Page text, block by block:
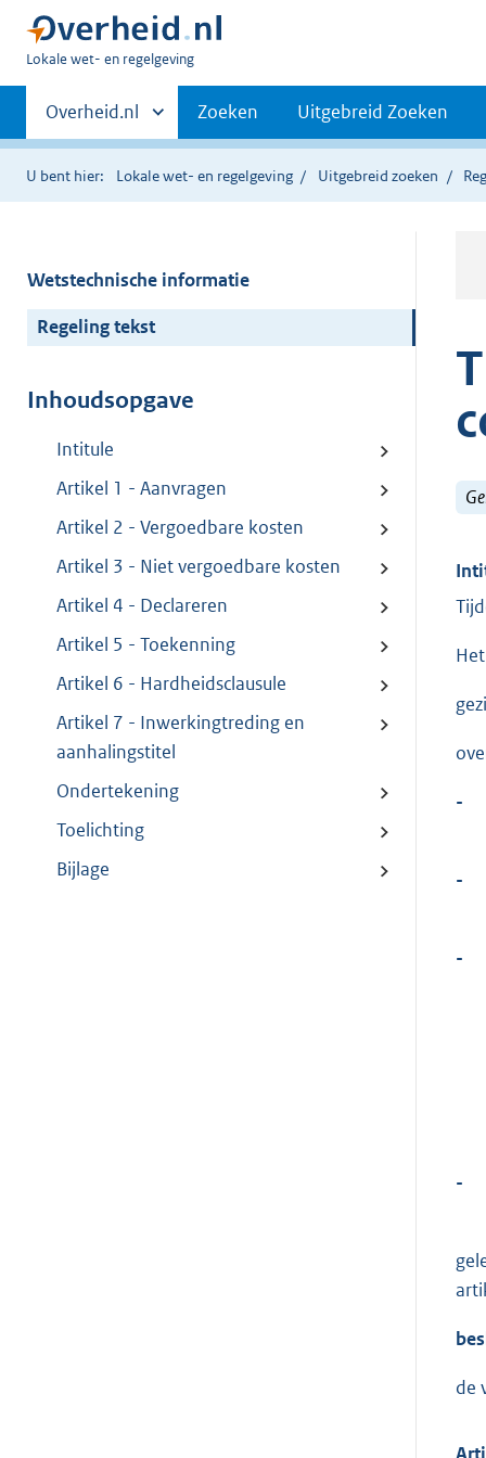
U
hier:
Lokale wet- en regelgeving
Primaire
navigatie
Andere
sites
binnen
Overheid.nl Zoeken Uitgebreid Zoeken
U bent hier: Lokale wet- en regelgeving Uitgebreid zoeken
Wetstechnische informatie
Regeling tekst
Inhoudsopgave
Intitule
Artikel 1 - Aanvragen
Artikel 2 - Vergoedbare kosten
Artikel 3 - Niet vergoedbare kosten
Artikel 4 - Declareren
Artikel 5 - Toekenning
Artikel 6 - Hardheidsclausule
Artikel 7 - Inwerkingtreding en
aanhalingstitel
Ondertekening
Toelichting
Bijlage
-
-
-
-
de